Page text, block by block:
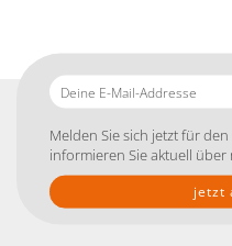
Deine
E-
Addresse
Melden Sie sich jetzt für
informieren Sie aktuell